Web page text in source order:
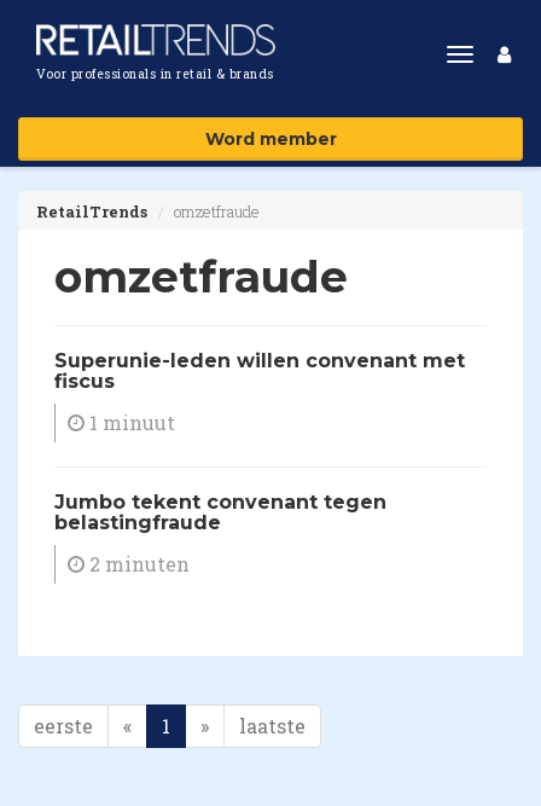
Voor professionals in retail & brands
Toggle
Word member
RetailTrends omzetfraude
omzetfraude
Superunie-leden willen convenant met
fiscus
1 minuut
Jumbo tekent convenant tegen
belastingfraude
2 minuten
eerste « 1 » laatste